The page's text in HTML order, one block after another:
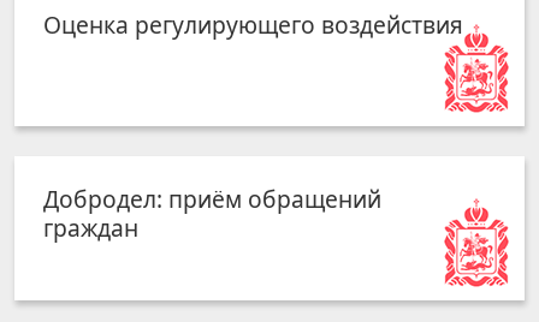
Оценка регулирующего воздействия
Добродел: приём обращений
граждан